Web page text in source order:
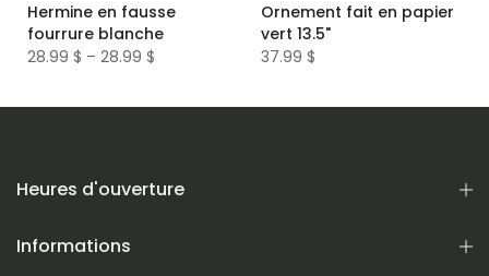
Hermine en fausse
fourrure blanche
28.99 $ – 28.99 $
Ornement fait en papier
vert 13.5"
37.99 $
Heures d'ouverture
Informations